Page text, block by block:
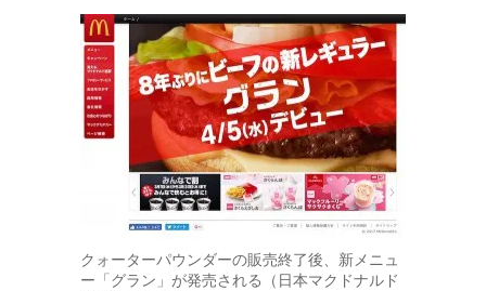
クォーターパウンダーの販売終了後、新メニュ
ー「グラン」が発売される（日本マクドナルド